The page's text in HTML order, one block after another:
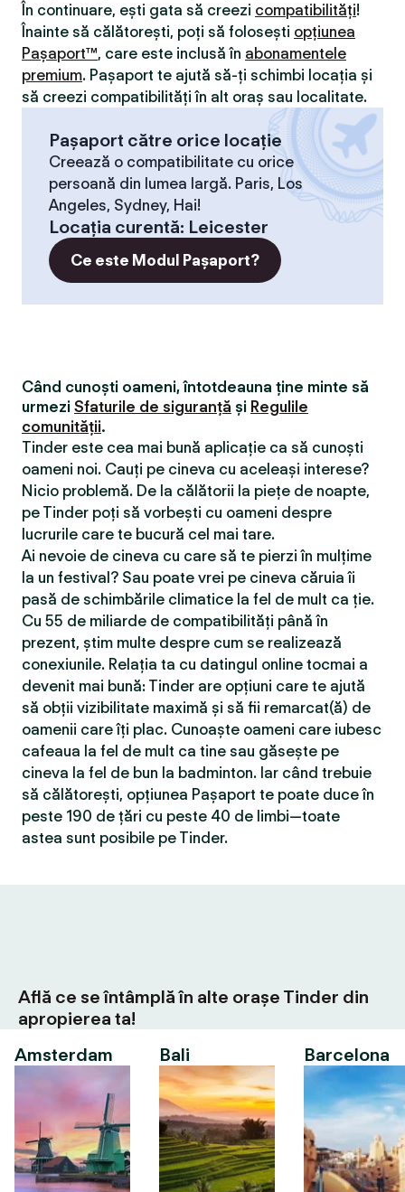
În continuare, ești gata să creezi compatibilităţi!
Înainte să călătorești, poți să folosești opțiunea
Pașaport™, care este inclusă în abonamentele
premium. Pașaport te ajută să-ți schimbi locația și
să creezi compatibilităţi în alt oraș sau localitate.
Pașaport către orice locație
Creează o compatibilitate cu orice
persoană din lumea largă. Paris, Los
Angeles, Sydney, Hai!
Locaţia curentă: Leicester
Ce este Modul Pașaport?
Când cunoști oameni, întotdeauna ține minte să
urmezi Sfaturile de siguranță și Regulile
comunității.
Tinder este cea mai bună aplicație ca să cunoști
oameni noi. Cauți pe cineva cu aceleași interese?
Nicio problemă. De la călătorii la piețe de noapte,
pe Tinder poți să vorbești cu oameni despre
lucrurile care te bucură cel mai tare.
Ai nevoie de cineva cu care să te pierzi în mulțime
la un festival? Sau poate vrei pe cineva căruia îi
pasă de schimbările climatice la fel de mult ca ție.
Cu 55 de miliarde de compatibilităţi până în
prezent, știm multe despre cum se realizează
conexiunile. Relația ta cu datingul online tocmai a
devenit mai bună: Tinder are opțiuni care te ajută
să obții vizibilitate maximă și să fii remarcat(ă) de
oamenii care îți plac. Cunoaște oameni care iubesc
cafeaua la fel de mult ca tine sau găsește pe
cineva la fel de bun la badminton. Iar când trebuie
să călătorești, opțiunea Pașaport te poate duce în
peste 190 de țări cu peste 40 de limbi—toate
astea sunt posibile pe Tinder.
Află ce se întâmplă în alte orașe Tinder din
apropierea ta!
Amsterdam
Bali Barcelona